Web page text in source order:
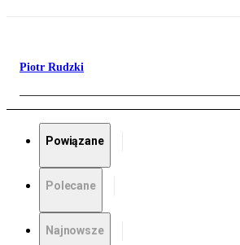
Piotr Rudzki
Powiązane
Polecane
Najnowsze